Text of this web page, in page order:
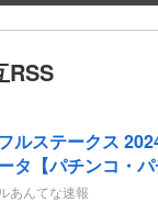
RSS
ルステークス
タ【パチンコ・パ
あんてな速報